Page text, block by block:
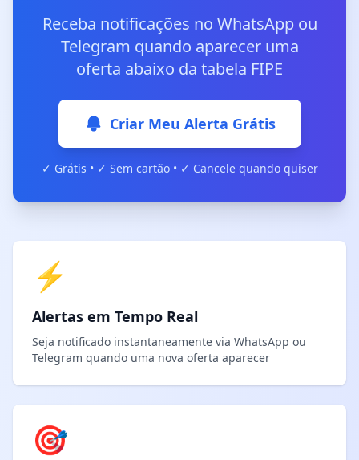
Receba notificações no WhatsApp ou
Telegram quando aparecer uma
oferta abaixo da tabela FIPE
Criar Meu Alerta Grátis
✓ Grátis • ✓ Sem cartão • ✓ Cancele quando quiser
⚡
Alertas em Tempo Real
Seja notificado instantaneamente via WhatsApp ou
Telegram quando uma nova oferta aparecer
🎯